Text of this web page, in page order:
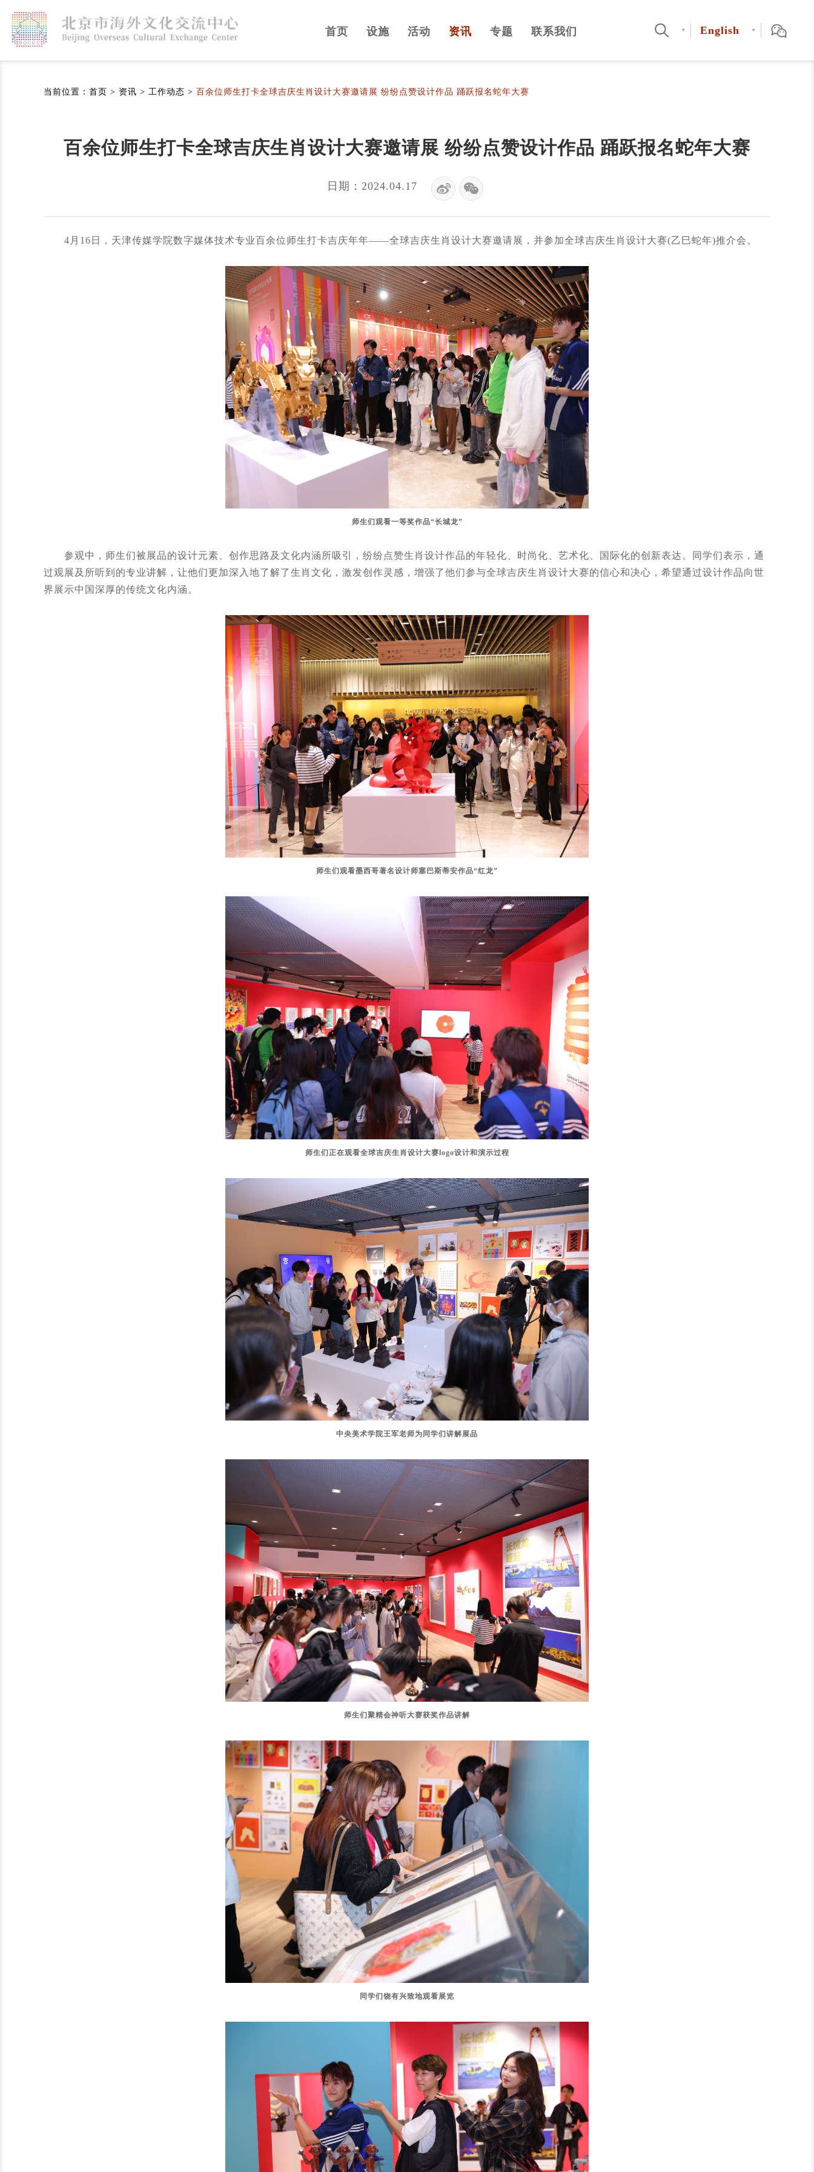
首页 设施 活动 资讯 专题 联系我们 English
当前位置： 首页 > 资讯 > 工作动态 > 百余位师生打卡全球吉庆生肖设计大赛邀请展 纷纷点赞设计作品 踊跃报名蛇年大赛
百余位师生打卡全球吉庆生肖设计大赛邀请展 纷纷点赞设计作品 踊跃报名蛇年大赛
日期：2024.04.17
4月16日，天津传媒学院数字媒体技术专业百余位师生打卡吉庆年年——全球吉庆生肖设计大赛邀请展，并参加全球吉庆生肖设计大赛(乙巳蛇年)推介会。
师生们观看一等奖作品“长城龙”
参观中，师生们被展品的设计元素、创作思路及文化内涵所吸引，纷纷点赞生肖设计作品的年轻化、时尚化、艺术化、国际化的创新表达。同学们表示，通
过观展及所听到的专业讲解，让他们更加深入地了解了生肖文化，激发创作灵感，增强了他们参与全球吉庆生肖设计大赛的信心和决心，希望通过设计作品向世
界展示中国深厚的传统文化内涵。
师生们观看墨西哥著名设计师塞巴斯蒂安作品“红龙”
师生们正在观看全球吉庆生肖设计大赛logo设计和演示过程
中央美术学院王军老师为同学们讲解展品
师生们聚精会神听大赛获奖作品讲解
同学们饶有兴致地观看展览